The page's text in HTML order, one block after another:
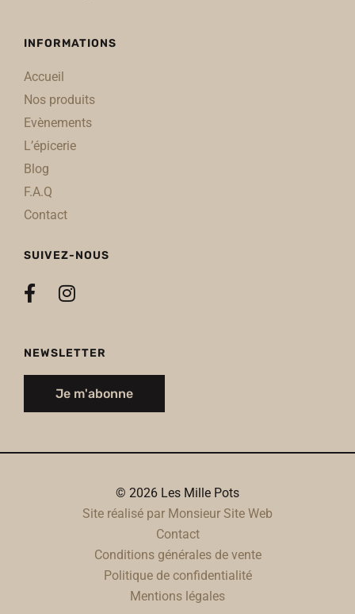
INFORMATIONS
Accueil
Nos produits
Evènements
L’épicerie
Blog
F.A.Q
Contact
SUIVEZ-NOUS
NEWSLETTER
Je m'abonne
© 2026 Les Mille Pots
Site réalisé par Monsieur Site Web
Contact
Conditions générales de vente
Politique de confidentialité
Mentions légales